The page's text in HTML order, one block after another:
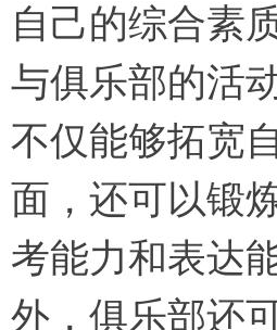
自己的综合素
与俱乐部的活
不仅能够拓宽
面，还可以锻
考能力和表达
外，俱乐部还